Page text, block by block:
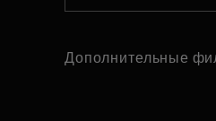
Дополнительные